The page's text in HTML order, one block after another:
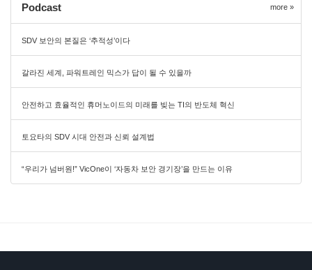
Podcast more »
SDV 보안의 본질은 ‘추적성’이다
갈라진 세계, 파워트레인 믹스가 답이 될 수 있을까
안전하고 효율적인 휴머노이드의 미래를 빚는 TI의 반도체 혁신
토요타의 SDV 시대 안전과 신뢰 설계법
“우리가 넘버원!” VicOne이 ‘자동차 보안 경기장’을 만드는 이유